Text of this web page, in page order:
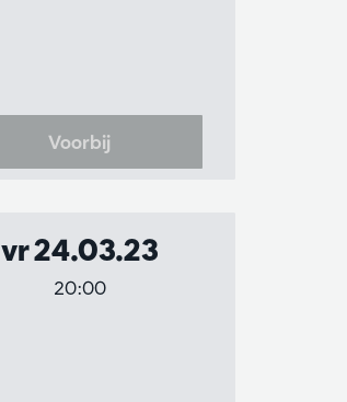
Voorbij
vr 24.03.23
20:00